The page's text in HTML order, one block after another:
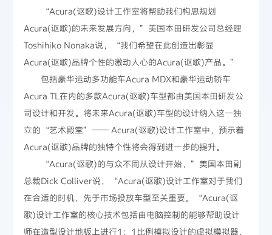
“Acura(讴歌)设计工作室将帮助我们构思规划
Acura(讴歌)的未来发展方向，”美国本田研发公司总经理
Toshihiko Nonaka说，“我们希望在此创造出彰显
Acura(讴歌)品牌个性的激动人心的Acura(讴歌)产品。”
包括豪华运动多功能车Acura MDX和豪华运动轿车
Acura TL在内的多款Acura(讴歌)车型都由美国本田研发公
司设计和开发。将未来Acura(讴歌)车型的设计纳入这一独
立的“艺术殿堂”—— Acura(讴歌)设计工作室中，预示着
Acura(讴歌)品牌的独特个性将会得到进一步的提升。
“Acura(讴歌)的与众不同从设计开始，”美国本田副
总裁Dick Colliver说，“Acura(讴歌)设计工作室对于我们
在合适的时机，先于市场投放车型至关重要。“Acura(讴
歌)设计工作室的核心技术包括由电脑控制的能够帮助设计
师在造型设计地板上进行1：1比例模拟设计的虚拟模拟器，